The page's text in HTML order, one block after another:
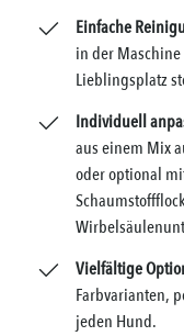
Einfache
in der
Lieblingsplatz
Individuell
aus einem Mix
oder optional
Vielfältige
Farbvarianten,
jeden Hund.